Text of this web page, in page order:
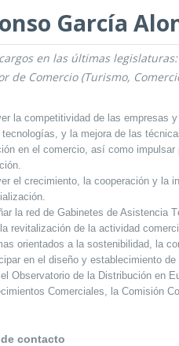
García
Fecha de inicio - Fecha fin
en las últimas legislaturas:
de Comercio (Turismo,
la competitividad de las empresas
tecnologías, y la mejora de las
en el comercio, así como
el crecimiento, la cooperación y la
la red de Gabinetes de Asistencia
revitalización de la actividad
orientados a la sostenibilidad, la
en el diseño y establecimiento
Observatorio de la Distribución en
Comerciales, la Comisión
contacto